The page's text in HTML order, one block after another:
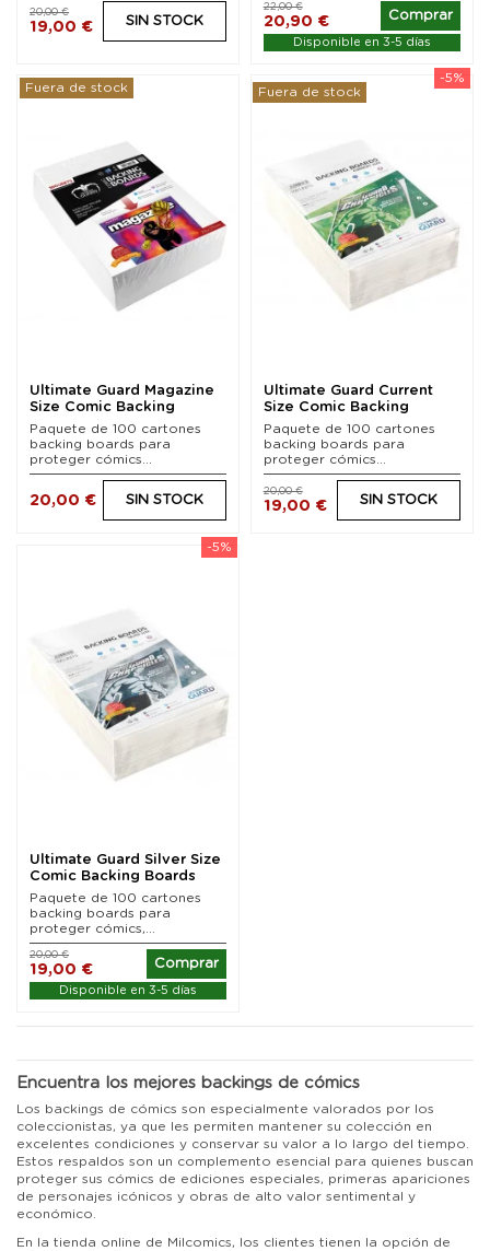
19,00 €
20,00 €
SIN STOCK 20,90 €
22,00 €
Comprar
Disponible en 3-5 días
Fuera de stock
Ultimate Guard Magazine
Size Comic Backing
Boards Magazine...
Paquete de 100 cartones
backing boards para
proteger cómics...
20,00 € SIN STOCK
-5%
Fuera de stock
Ultimate Guard Current
Size Comic Backing
Boards (100).
Paquete de 100 cartones
backing boards para
proteger cómics...
19,00 €
20,00 €
SIN STOCK
-5%
Ultimate Guard Silver Size
Comic Backing Boards
(100)
Paquete de 100 cartones
backing boards para
proteger cómics,...
19,00 €
20,00 €
Comprar
Disponible en 3-5 días
Encuentra los mejores backings de cómics
Los backings de cómics son especialmente valorados por los
coleccionistas, ya que les permiten mantener su colección en
excelentes condiciones y conservar su valor a lo largo del tiempo.
Estos respaldos son un complemento esencial para quienes buscan
proteger sus cómics de ediciones especiales, primeras apariciones
de personajes icónicos y obras de alto valor sentimental y
económico.
En la tienda online de Milcomics, los clientes tienen la opción de